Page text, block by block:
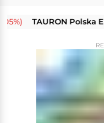
TAURON Polska